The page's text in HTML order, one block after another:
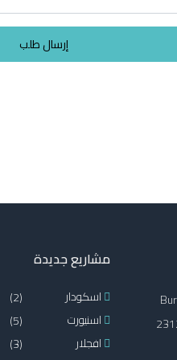
إرسال طلب
مشاريع جديدة
اسكودار
(2)
اسنيورت
(5)
افجلار
(3)